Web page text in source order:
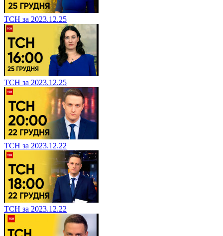
ТСН за 2023.12.25
ТСН за 2023.12.25
ТСН за 2023.12.22
ТСН за 2023.12.22